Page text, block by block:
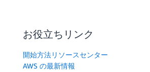
お役立ちリンク
開始方法リソースセンター
AWS の最新情報